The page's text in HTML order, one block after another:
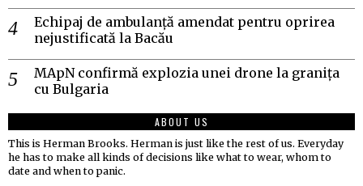
Echipaj de ambulanță amendat pentru oprirea
nejustificată la Bacău
MApN confirmă explozia unei drone la granița
cu Bulgaria
ABOUT US
This is Herman Brooks. Herman is just like the rest of us. Everyday
he has to make all kinds of decisions like what to wear, whom to
date and when to panic.